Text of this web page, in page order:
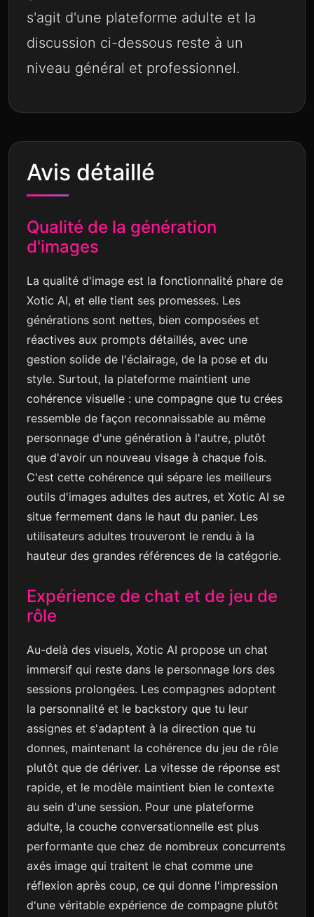
s'agit d'une plateforme adulte et la
discussion ci-dessous reste à un
niveau général et professionnel.
Avis détaillé
Qualité de la génération
d'images
La qualité d'image est la fonctionnalité phare de
Xotic AI, et elle tient ses promesses. Les
générations sont nettes, bien composées et
réactives aux prompts détaillés, avec une
gestion solide de l'éclairage, de la pose et du
style. Surtout, la plateforme maintient une
cohérence visuelle : une compagne que tu crées
ressemble de façon reconnaissable au même
personnage d'une génération à l'autre, plutôt
que d'avoir un nouveau visage à chaque fois.
C'est cette cohérence qui sépare les meilleurs
outils d'images adultes des autres, et Xotic AI se
situe fermement dans le haut du panier. Les
utilisateurs adultes trouveront le rendu à la
hauteur des grandes références de la catégorie.
Expérience de chat et de jeu de
rôle
Au-delà des visuels, Xotic AI propose un chat
immersif qui reste dans le personnage lors des
sessions prolongées. Les compagnes adoptent
la personnalité et le backstory que tu leur
assignes et s'adaptent à la direction que tu
donnes, maintenant la cohérence du jeu de rôle
plutôt que de dériver. La vitesse de réponse est
rapide, et le modèle maintient bien le contexte
au sein d'une session. Pour une plateforme
adulte, la couche conversationnelle est plus
performante que chez de nombreux concurrents
axés image qui traitent le chat comme une
réflexion après coup, ce qui donne l'impression
d'une véritable expérience de compagne plutôt